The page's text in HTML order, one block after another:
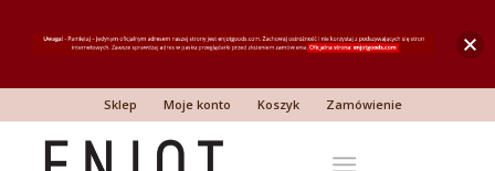
Sklep Moje konto Koszyk Zamówienie